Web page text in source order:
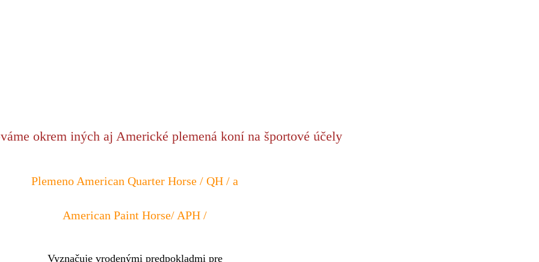
okrem iných aj Americké plemená koní na športové účely
Plemeno American Quarter Horse / QH / a
American Paint Horse/ APH /
Vyznačuje vrodenými predpokladmi pre